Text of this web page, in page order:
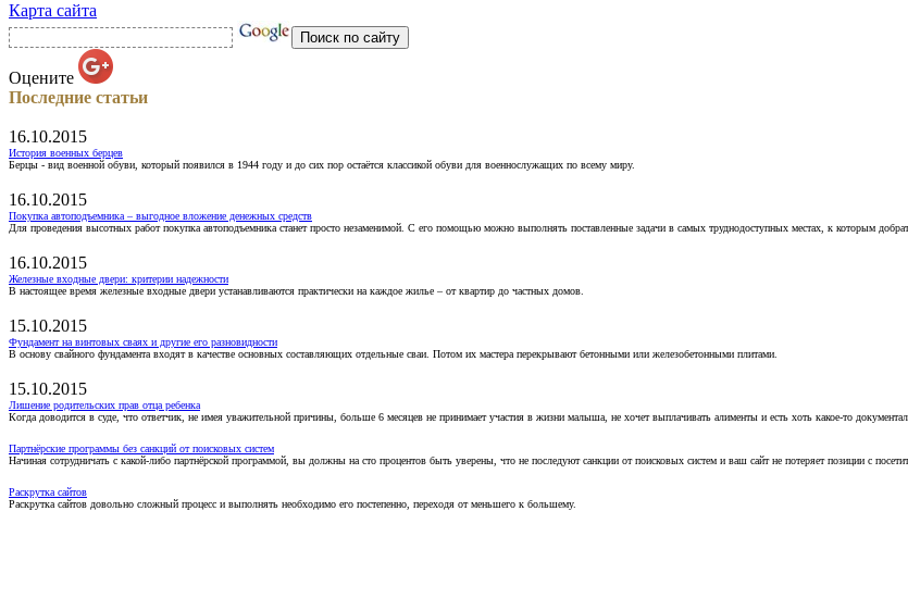
Карта сайта
Оцените
Последние статьи
16.10.2015
История военных берцев
Берцы - вид военной обуви, который появился в 1944 году и до сих пор остаётся классикой обуви для военнослужащих по всему миру.
16.10.2015
Покупка автоподъемника – выгодное вложение денежных средств
Для проведения высотных работ покупка автоподъемника станет просто незаменимой. С его помощью можно выполнять поставленные задачи в самых труднодоступных местах, к которым
16.10.2015
Железные входные двери: критерии надежности
В настоящее время железные входные двери устанавливаются практически на каждое жилье – от квартир до частных домов.
15.10.2015
Фундамент на винтовых сваях и другие его разновидности
В основу свайного фундамента входят в качестве основных составляющих отдельные сваи. Потом их мастера перекрывают бетонными или железобетонными плитами.
15.10.2015
Лишение родительских прав отца ребенка
Когда доводится в суде, что ответчик, не имея уважительной причины, больше 6 месяцев не принимает участия в жизни малыша, не хочет выплачивать алименты и есть хоть какое-то
Партнёрские программы без санкций от поисковых систем
Начиная сотрудничать с какой-либо партнёрской программой, вы должны на сто процентов быть уверены, что не последуют санкции от поисковых систем и ваш сайт не потеряет позиции с
Раскрутка сайтов
Раскрутка сайтов довольно сложный процесс и выполнять необходимо его постепенно, переходя от меньшего к большему.